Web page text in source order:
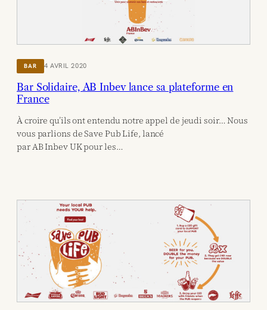
BAR 4 AVRIL 2020
Bar Solidaire, AB Inbev lance sa plateforme en
France
À croire qu’ils ont entendu notre appel de jeudi soir… Nous
vous parlions de Save Pub Life, lancé
par AB Inbev UK pour les…